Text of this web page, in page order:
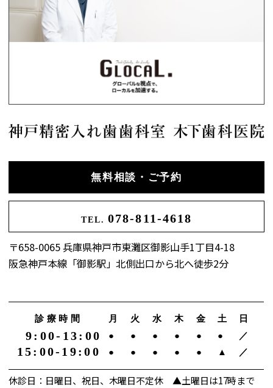
無料相談・ご予約
TEL. 078-811-4618
〒658-0065 兵庫県神戸市東灘区御影山手1丁目4-18
阪急神戸本線「御影駅」北側出口から北へ徒歩2分
診療時間 月 火 水 木 金 土 日
9:00-13:00 ● ● ● ● ● ● ／
15:00-19:00 ● ● ● ● ● ▲ ／
休診日：日曜日、祝日、木曜日不定休 ▲土曜日は17時まで